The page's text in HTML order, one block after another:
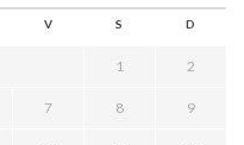
V S D
1 2
7 8 9